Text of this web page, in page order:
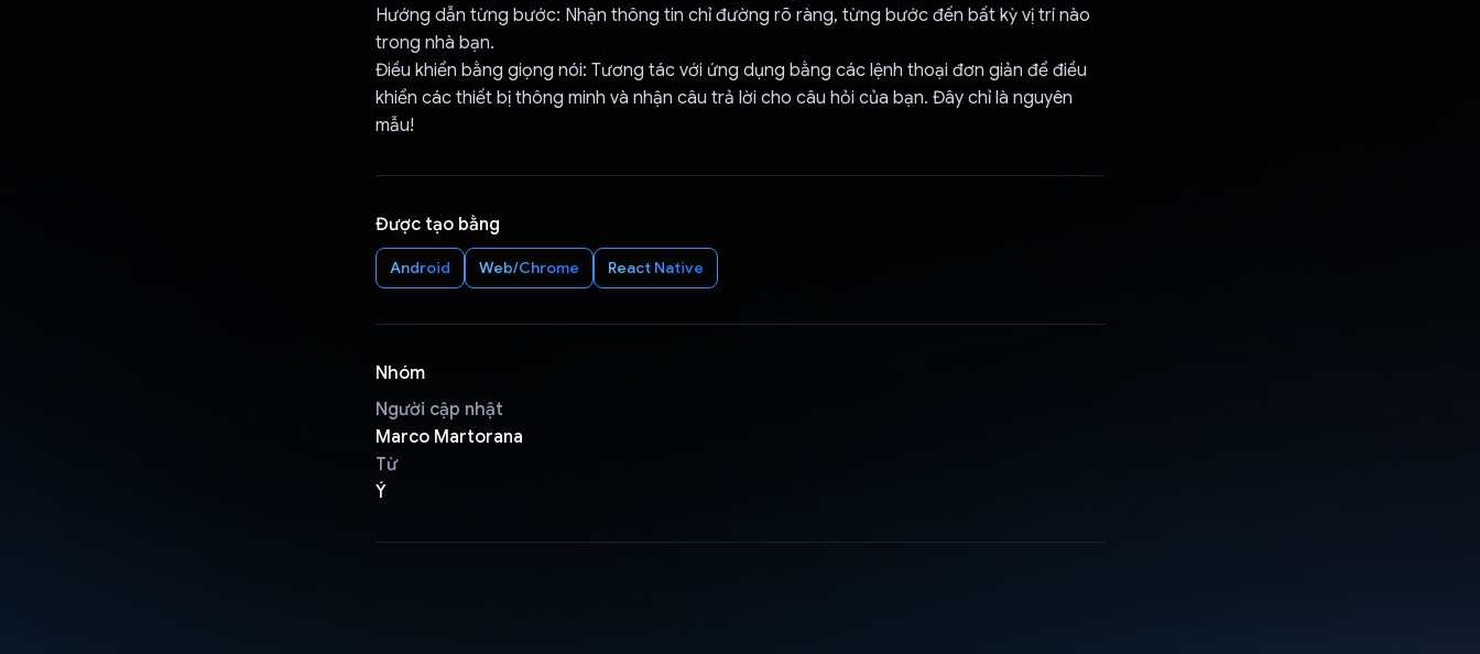
Hướng dẫn từng bước: Nhận thông tin chỉ đường rõ ràng, từng bước đến bất kỳ vị trí nào
trong nhà bạn.
Điều khiển bằng giọng nói: Tương tác với ứng dụng bằng các lệnh thoại đơn giản để điều
khiển các thiết bị thông minh và nhận câu trả lời cho câu hỏi của bạn. Đây chỉ là nguyên
mẫu!
Được tạo bằng
Android Web/Chrome React Native
Nhóm
Người cập nhật
Marco Martorana
Từ
Ý